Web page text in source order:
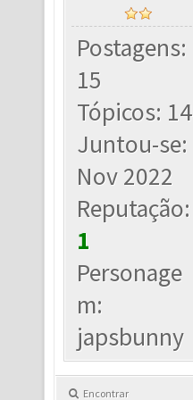
Postagens:
15
Tópicos: 14
Juntou-se:
Nov 2022
Reputação:
1
Personage
m:
japsbunny
Encontrar